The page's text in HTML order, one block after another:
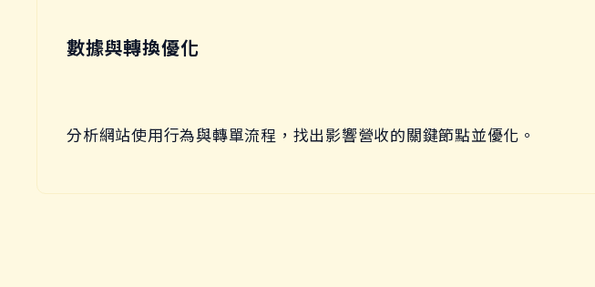
數據與轉換優化
分析網站使用行為與轉單流程，找出影響營收的關鍵節點並優化。